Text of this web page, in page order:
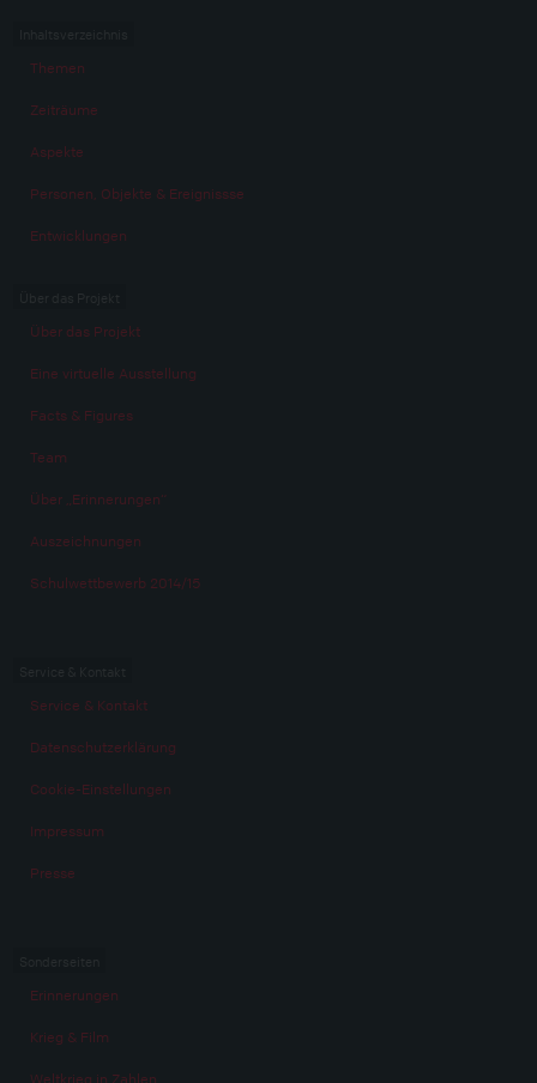
Themen
Zeiträume
Aspekte
Personen, Objekte & Ereignissse
Entwicklungen
Über das Projekt
Eine virtuelle Ausstellung
Facts & Figures
Team
Über „Erinnerungen“
Auszeichnungen
Schulwettbewerb 2014/15
Service & Kontakt
Datenschutzerklärung
Cookie-Einstellungen
Impressum
Presse
Erinnerungen
Krieg & Film
Weltkrieg in Zahlen